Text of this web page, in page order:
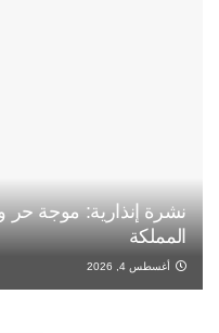
نشرة إنذارية: موجة
المملكة
أغسطس 4, 2026